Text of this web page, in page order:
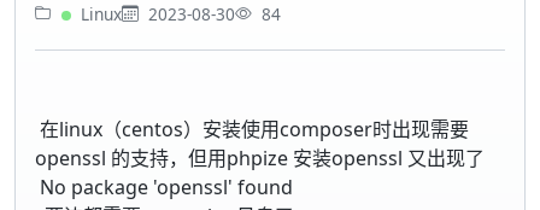
Linux 2023-08-30 84
在linux（centos）安装使用composer时出现需要
openssl 的支持，但用phpize 安装openssl 又出现了
No package 'openssl' found